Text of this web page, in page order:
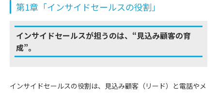
第1章「インサイドセールスの役割」
インサイドセールスが担うのは、 “見込み顧客の育
成”。
インサイドセールスの役割は、見込み顧客（リード）と電話やメ